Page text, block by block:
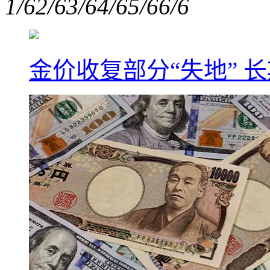
1/62/63/64/65/66/6
金价收复部分“失地”